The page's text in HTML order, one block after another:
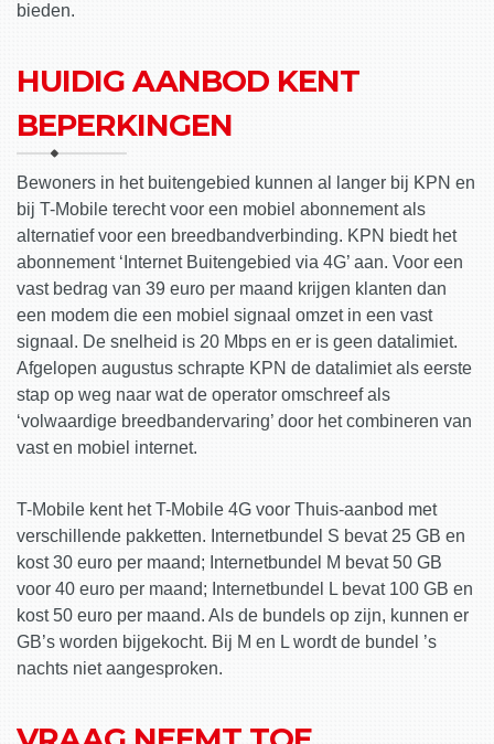
bieden.
HUIDIG AANBOD KENT
BEPERKINGEN
Bewoners in het buitengebied kunnen al langer bij KPN en
bij T-Mobile terecht voor een mobiel abonnement als
alternatief voor een breedbandverbinding. KPN biedt het
abonnement ‘Internet Buitengebied via 4G’ aan. Voor een
vast bedrag van 39 euro per maand krijgen klanten dan
een modem die een mobiel signaal omzet in een vast
signaal. De snelheid is 20 Mbps en er is geen datalimiet.
Afgelopen augustus schrapte KPN de datalimiet als eerste
stap op weg naar wat de operator omschreef als
‘volwaardige breedbandervaring’ door het combineren van
vast en mobiel internet.
T-Mobile kent het T-Mobile 4G voor Thuis-aanbod met
verschillende pakketten. Internetbundel S bevat 25 GB en
kost 30 euro per maand; Internetbundel M bevat 50 GB
voor 40 euro per maand; Internetbundel L bevat 100 GB en
kost 50 euro per maand. Als de bundels op zijn, kunnen er
GB’s worden bijgekocht. Bij M en L wordt de bundel ’s
nachts niet aangesproken.